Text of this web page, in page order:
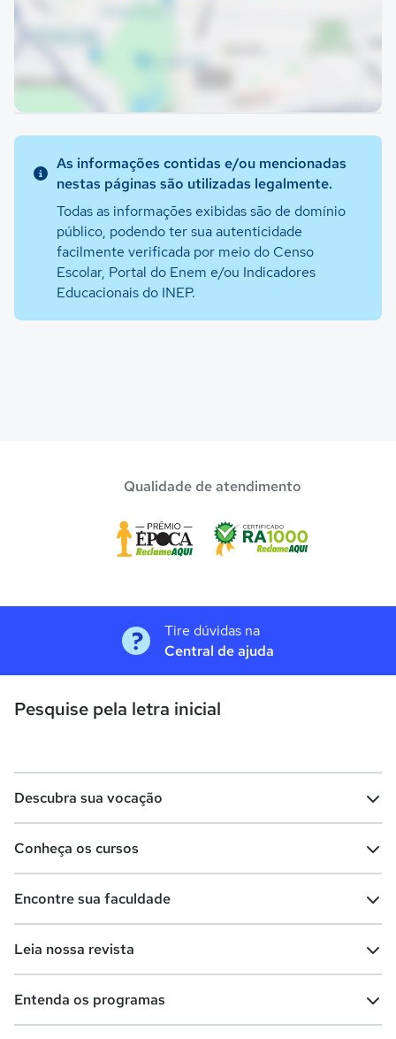
As informações contidas e/ou mencionadas
nestas páginas são utilizadas legalmente.
Todas as informações exibidas são de domínio
público, podendo ter sua autenticidade
facilmente verificada por meio do Censo
Escolar, Portal do Enem e/ou Indicadores
Educacionais do INEP.
Qualidade de atendimento
Tire dúvidas na
Central de ajuda
Pesquise pela letra inicial
Descubra sua vocação
Conheça os cursos
Cursos técnicos
Encontre sua faculdade
Comunidade Quero
Leia nossa revista
Entenda os programas